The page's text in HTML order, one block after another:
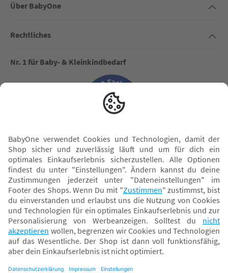
Über BabyOne
Rechtliches
Nr. 1 für Baby- & Kleinkindbedarf